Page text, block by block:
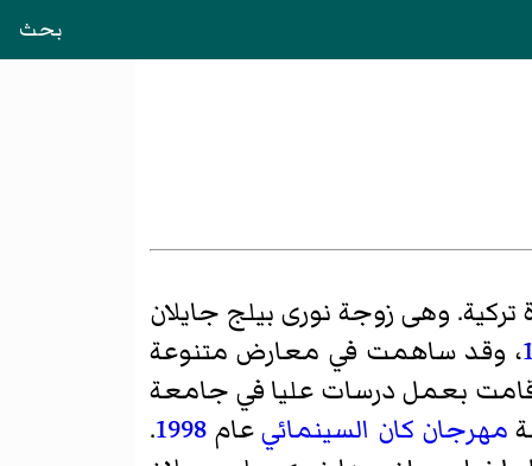
بحث
وهى زوجة نورى بيلج جايلان
، وقد ساهمت في معارض متنوعة
بعمل درسات عليا في جامعة
مهرجان كان السينمائيعام 1998
.